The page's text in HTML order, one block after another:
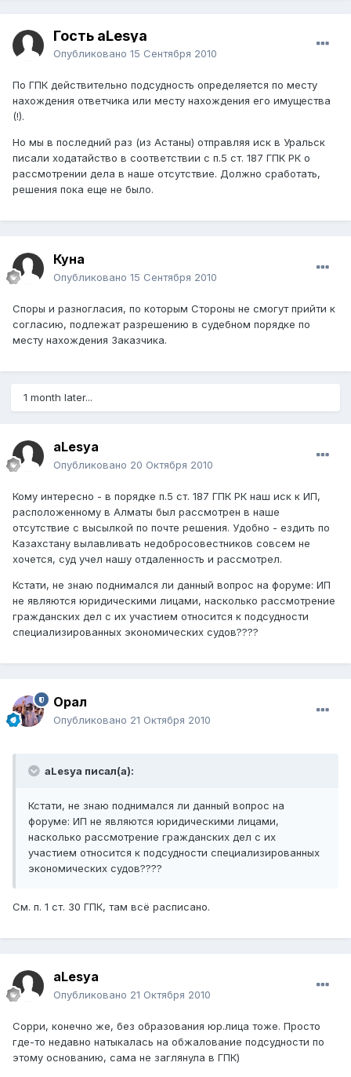
Гость aLesya
Опубликовано 15 Сентября 2010
По ГПК действительно подсудность определяется по месту
нахождения ответчика или месту нахождения его имущества
(!).
Но мы в последний раз (из Астаны) отправляя иск в Уральск
писали ходатайство в соответствии с п.5 ст. 187 ГПК РК о
рассмотрении дела в наше отсутствие. Должно сработать,
решения пока еще не было.
Куна
Опубликовано 15 Сентября 2010
Споры и разногласия, по которым Стороны не смогут прийти к
согласию, подлежат разрешению в судебном порядке по
месту нахождения Заказчика.
1 month later...
aLesya
Опубликовано 20 Октября 2010
Кому интересно - в порядке п.5 ст. 187 ГПК РК наш иск к ИП,
расположенному в Алматы был рассмотрен в наше
отсутствие с высылкой по почте решения. Удобно - ездить по
Казахстану вылавливать недобросовестников совсем не
хочется, суд учел нашу отдаленность и рассмотрел.
Кстати, не знаю поднимался ли данный вопрос на форуме: ИП
не являются юридическими лицами, насколько рассмотрение
гражданских дел с их участием относится к подсудности
специализированных экономических судов????
Орал
Опубликовано 21 Октября 2010
aLesya писал(а):
Кстати, не знаю поднимался ли данный вопрос на
форуме: ИП не являются юридическими лицами,
насколько рассмотрение гражданских дел с их
участием относится к подсудности специализированных
экономических судов????
См. п. 1 ст. 30 ГПК, там всё расписано.
aLesya
Опубликовано 21 Октября 2010
Сорри, конечно же, без образования юр.лица тоже. Просто
где-то недавно натыкалась на обжалование подсудности по
этому основанию, сама не заглянула в ГПК)